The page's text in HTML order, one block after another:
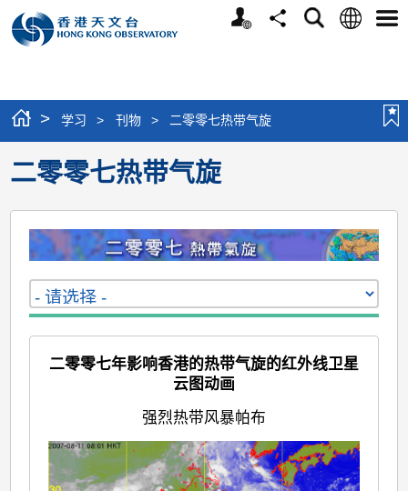
个
分
搜
语
选
> 学习 > 刊物 > 二零零七热带气旋
二零零七热带气旋
二零零七年影响香港的热带气旋的红外线卫星
云图动画
强烈热带风暴帕布